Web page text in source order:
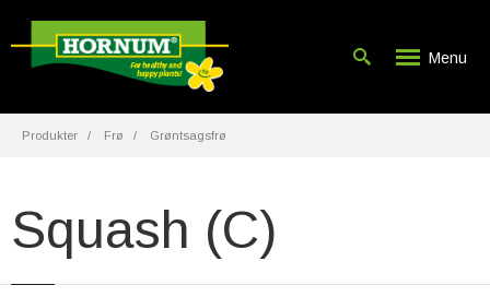
Menu
Produkter Frø Grøntsagsfrø
Squash (C)